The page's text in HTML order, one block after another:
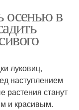
осенью в
луковиц,
наступлением
станут
и красивым.